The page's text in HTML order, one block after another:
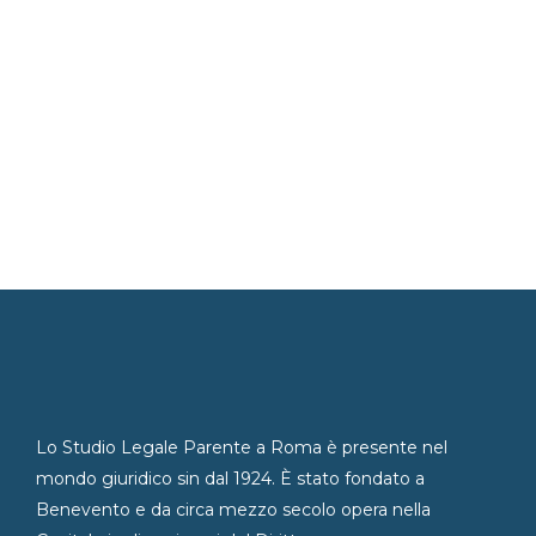
Lo Studio Legale Parente a Roma è presente nel
mondo giuridico sin dal 1924. È stato fondato a
Benevento e da circa mezzo secolo opera nella